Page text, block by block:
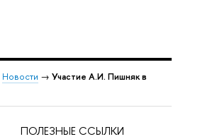
Новости → Участие А.И. Пишняк в
ПОЛЕЗНЫЕ ССЫЛКИ